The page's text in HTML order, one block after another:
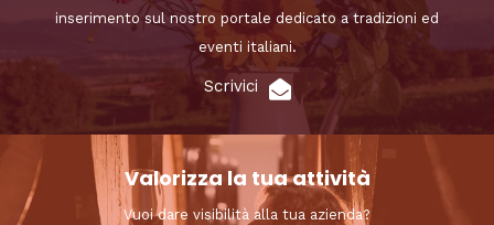
inserimento sul nostro portale dedicato a tradizioni ed
eventi italiani.
Scrivici
Valorizza la tua attività
Vuoi dare visibilità alla tua azienda?